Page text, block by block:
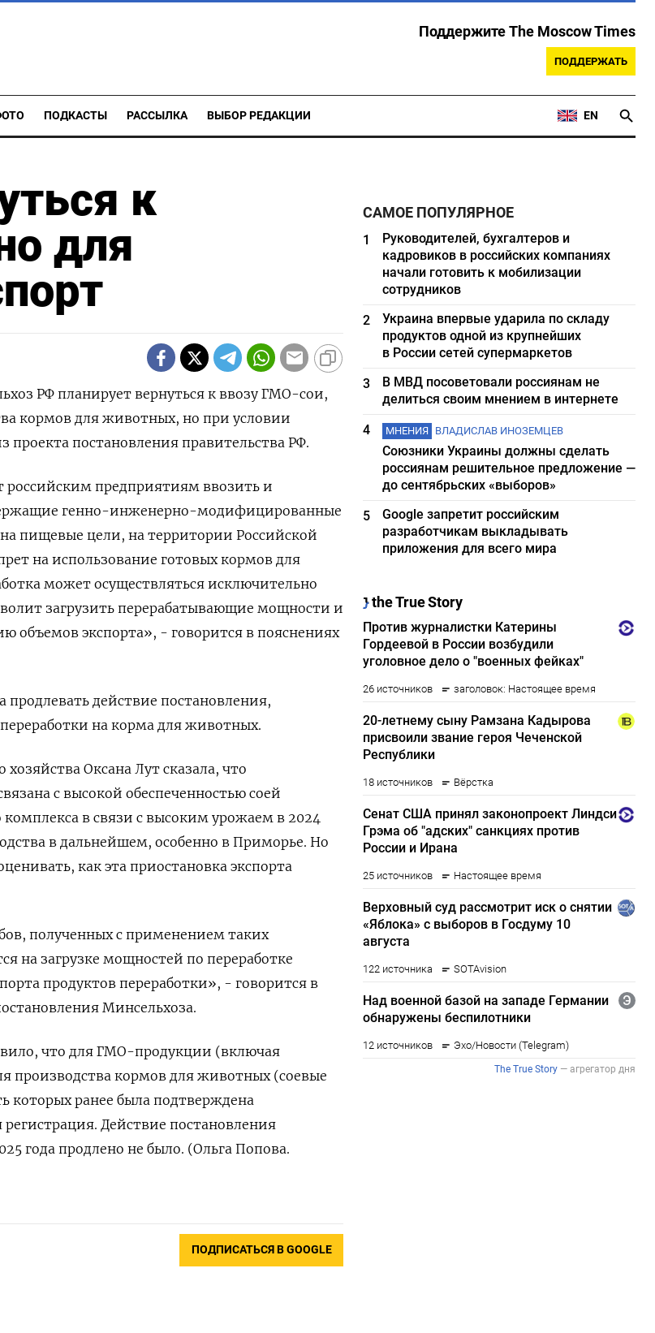
Поддержите The Moscow Times
ПОДДЕРЖАТЬ
ПОДКАСТЫ РАССЫЛКА ВЫБОР РЕДАКЦИИ EN
к
для
РФ планирует вернуться к ввозу ГМО-сои,
кормов для животных, но при условии
проекта постановления правительства РФ.
российским предприятиям ввозить и
генно-инженерно-модифицированные
пищевые цели, на территории Российской
на использование готовых кормов для
может осуществляться исключительно
загрузить перерабатывающие мощности и
объемов экспорта», - говорится в пояснениях
продлевать действие постановления,
на корма для животных.
Оксана Лут сказала, что
с высокой обеспеченностью соей
комплекса в связи с высоким урожаем в 2024
в дальнейшем, особенно в Приморье. Но
как эта приостановка экспорта
полученных с применением таких
на загрузке мощностей по переработке
продуктов переработки», - говорится в
Минсельхоза.
что для ГМО-продукции (включая
производства кормов для животных (соевые
которых ранее была подтверждена
регистрация. Действие постановления
года продлено не было. (Ольга Попова.
ПОДПИСАТЬСЯ В GOOGLE
САМОЕ ПОПУЛЯРНОЕ
1
Руководителей, бухгалтеров и
кадровиков в российских компаниях
начали готовить к мобилизации
сотрудников
2
Украина впервые ударила по складу
продуктов одной из крупнейших
в России сетей супермаркетов
3
В МВД посоветовали россиянам не
делиться своим мнением в интернете
4
МНЕНИЯ ВЛАДИСЛАВ ИНОЗЕМЦЕВ
Союзники Украины должны сделать
россиянам решительное предложение —
до сентябрьских «выборов»
5
Google запретит российским
разработчикам выкладывать
приложения для всего мира